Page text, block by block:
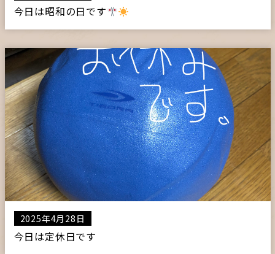
今日は昭和の日です
2025年4月28日
今日は定休日です